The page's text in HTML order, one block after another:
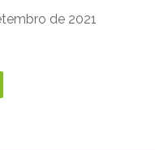
de 2021